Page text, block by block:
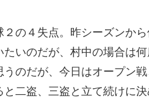
の４失点。昨シーズンか
いのだが、村中の場合は
のだが、今日はオープン
二盗、三盗と立て続けに